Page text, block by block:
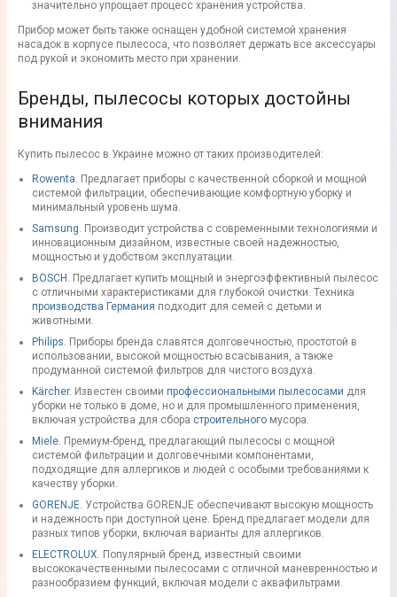
значительно упрощает процесс хранения устройства.
Прибор может быть также оснащен удобной системой хранения
насадок в корпусе пылесоса, что позволяет держать все аксессуары
под рукой и экономить место при хранении.
Бренды, пылесосы которых достойны
внимания
Купить пылесос в Украине можно от таких производителей:
Rowenta. Предлагает приборы с качественной сборкой и мощной
системой фильтрации, обеспечивающие комфортную уборку и
минимальный уровень шума.
Samsung. Производит устройства с современными технологиями и
инновационным дизайном, известные своей надежностью,
мощностью и удобством эксплуатации.
BOSCH . Предлагает купить мощный и энергоэффективный пылесос
с отличными характеристиками для глубокой очистки. Техника
производства Германия подходит для семей с детьми и
животными.
Philips. Приборы бренда славятся долговечностью, простотой в
использовании, высокой мощностью всасывания, а также
продуманной системой фильтров для чистого воздуха.
Kärcher. Известен своими профессиональными пылесосами для
уборки не только в доме, но и для промышленного применения,
включая устройства для сбора строительного мусора.
Miele. Премиум-бренд, предлагающий пылесосы с мощной
системой фильтрации и долговечными компонентами,
подходящие для аллергиков и людей с особыми требованиями к
качеству уборки.
GORENJE. Устройства GORENJE обеспечивают высокую мощность
и надежность при доступной цене. Бренд предлагает модели для
разных типов уборки, включая варианты для аллергиков.
ELECTROLUX. Популярный бренд, известный своими
высококачественными пылесосами с отличной маневренностью и
разнообразием функций, включая модели с аквафильтрами.